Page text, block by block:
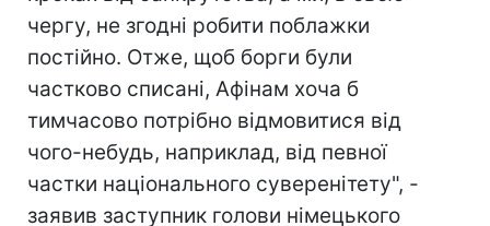
чергу, не згодні робити поблажки
постійно. Отже, щоб борги були
частково списані, Афінам хоча б
тимчасово потрібно відмовитися від
чого-небудь, наприклад, від певної
частки національного суверенітету", -
заявив заступник голови німецького